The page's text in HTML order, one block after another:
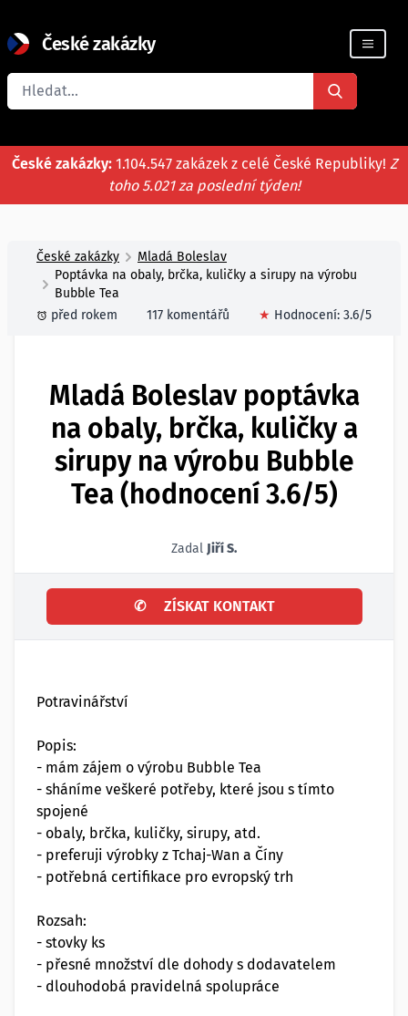
České zakázky
Registrace firmy
České zakázky: 1.104.547 zakázek z celé České Republiky! Z
toho 5.021 za poslední týden!
České zakázky
Mladá Boleslav
Poptávka na obaly, brčka, kuličky a sirupy na výrobu
Bubble Tea
před rokem
117 komentářů ★ Hodnocení: 3.6/5
Mladá Boleslav poptávka
na obaly, brčka, kuličky a
sirupy na výrobu Bubble
Tea (hodnocení 3.6/5)
Zadal Jiří S.
✆ ZÍSKAT KONTAKT
Potravinářství
Popis:
- mám zájem o výrobu Bubble Tea
- sháníme veškeré potřeby, které jsou s tímto
spojené
- obaly, brčka, kuličky, sirupy, atd.
- preferuji výrobky z Tchaj-Wan a Číny
- potřebná certifikace pro evropský trh
Rozsah:
- stovky ks
- přesné množství dle dohody s dodavatelem
- dlouhodobá pravidelná spolupráce